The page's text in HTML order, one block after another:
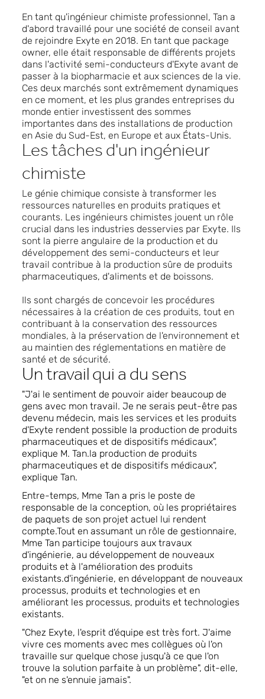
En tant qu'ingénieur chimiste professionnel, Tan a
d'abord travaillé pour une société de conseil avant
de rejoindre Exyte en 2018. En tant que package
owner, elle était responsable de différents projets
dans l'activité semi-conducteurs d'Exyte avant de
passer à la biopharmacie et aux sciences de la vie.
Ces deux marchés sont extrêmement dynamiques
en ce moment, et les plus grandes entreprises du
monde entier investissent des sommes
importantes dans des installations de production
en Asie du Sud-Est, en Europe et aux États-Unis.
Les tâches d'un ingénieur
chimiste
Le génie chimique consiste à transformer les
ressources naturelles en produits pratiques et
courants. Les ingénieurs chimistes jouent un rôle
crucial dans les industries desservies par Exyte. Ils
sont la pierre angulaire de la production et du
développement des semi-conducteurs et leur
travail contribue à la production sûre de produits
pharmaceutiques, d'aliments et de boissons.
Ils sont chargés de concevoir les procédures
nécessaires à la création de ces produits, tout en
contribuant à la conservation des ressources
mondiales, à la préservation de l'environnement et
au maintien des réglementations en matière de
santé et de sécurité.
Un travail qui a du sens
"J'ai le sentiment de pouvoir aider beaucoup de
gens avec mon travail. Je ne serais peut-être pas
devenu médecin, mais les services et les produits
d'Exyte rendent possible la production de produits
pharmaceutiques et de dispositifs médicaux",
explique M. Tan.la production de produits
pharmaceutiques et de dispositifs médicaux",
explique Tan.
Entre-temps, Mme Tan a pris le poste de
responsable de la conception, où les propriétaires
de paquets de son projet actuel lui rendent
compte.Tout en assumant un rôle de gestionnaire,
Mme Tan participe toujours aux travaux
d'ingénierie, au développement de nouveaux
produits et à l'amélioration des produits
existants.d'ingénierie, en développant de nouveaux
processus, produits et technologies et en
améliorant les processus, produits et technologies
existants.
"Chez Exyte, l'esprit d'équipe est très fort. J'aime
vivre ces moments avec mes collègues où l'on
travaille sur quelque chose jusqu'à ce que l'on
trouve la solution parfaite à un problème", dit-elle,
"et on ne s'ennuie jamais".